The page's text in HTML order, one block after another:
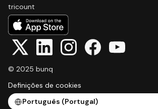
tricount
© 2025 bunq
Definições de cookies
Select Language
Português (Portugal)